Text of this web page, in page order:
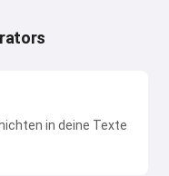
in deine Texte